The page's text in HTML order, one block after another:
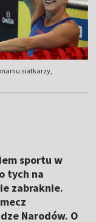
siatkarzy,
sportu w
tych na
zabraknie.
Narodów. O